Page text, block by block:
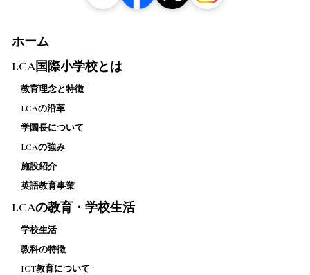
ホーム
LCA国際小学校とは
教育理念と特徴
LCAの沿革
学園長について
LCAの強み
施設紹介
英語教育事業
LCAの教育・学校生活
学校生活
教科の特徴
ICT教育について